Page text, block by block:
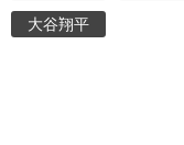
大谷翔平